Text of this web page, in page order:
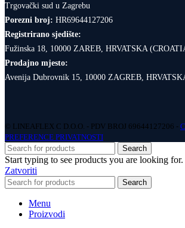
Trgovački sud u Zagrebu
Porezni broj: HR69644127206
Registrirano sjedište:
Fužinska 18, 10000 ZAREB, HRVATSKA
Prodajno mjesto:
Avenija Dubrovnik 15, 10000 ZAGREB,
© LINEAFLEX C D.O.O. - PDV BROJ 69644127206 -
PREFERENCE PRIVATNOSTI
Search
Start typing to see products you are looking for.
Zatvoriti
Search
Menu
Proizvodi